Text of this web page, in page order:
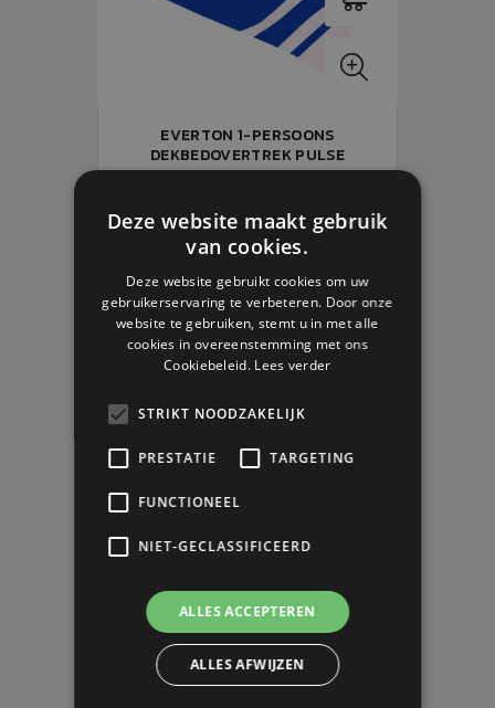
EVERTON 1-PERSOONS
DEKBEDOVERTREK PULSE
Op voorraad
V.A. € 44,99
EVERTON VLAG CORE CREST WH
152x91cm
Deze website maakt gebruik
van cookies.
Deze website gebruikt cookies om uw
gebruikerservaring te verbeteren. Door onze
website te gebruiken, stemt u in met alle
cookies in overeenstemming met ons
Cookiebeleid. Lees verder
STRIKT NOODZAKELIJK
PRESTATIE TARGETING
FUNCTIONEEL
NIET-GECLASSIFICEERD
ALLES ACCEPTEREN
ALLES AFWIJZEN